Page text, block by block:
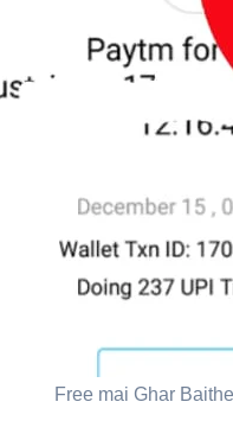
Free mai Ghar Baithe